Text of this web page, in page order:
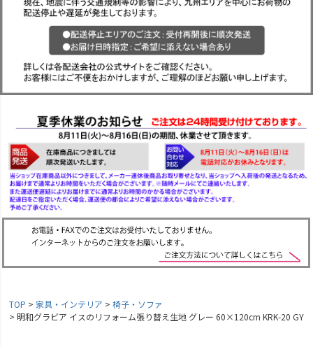
TOP 家具・インテリア
椅子・ソファ
明和グラビア イスのリフォーム張り替え生地 グレー 60×120cm KRK-20 GY